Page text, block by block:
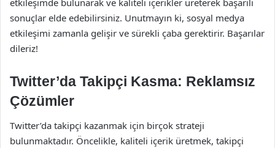
etkileşimde bulunarak ve kaliteli içerikler üreterek başarılı
sonuçlar elde edebilirsiniz. Unutmayın ki, sosyal medya
etkileşimi zamanla gelişir ve sürekli çaba gerektirir. Başarılar
dileriz!
Twitter’da Takipçi Kasma: Reklamsız
Çözümler
Twitter’da takipçi kazanmak için birçok strateji
bulunmaktadır. Öncelikle, kaliteli içerik üretmek, takipçi